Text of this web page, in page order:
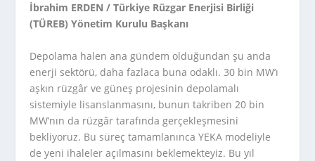
İbrahim ERDEN / Türkiye Rüzgar Enerjisi Birliği
(TÜREB) Yönetim Kurulu Başkanı
Depolama halen ana gündem olduğundan şu anda
enerji sektörü, daha fazlaca buna odaklı. 30 bin MW’ı
aşkın rüzgâr ve güneş projesinin depolamalı
sistemiyle lisanslanmasını, bunun takriben 20 bin
MW’nın da rüzgâr tarafında gerçekleşmesini
bekliyoruz. Bu süreç tamamlanınca YEKA modeliyle
de yeni ihaleler açılmasını beklemekteyiz. Bu yıl